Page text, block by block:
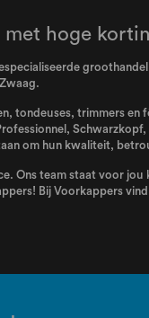
met hoge
trimmers
, Schwarzkopf,
om hun kwaliteit,
Ons team staat voor
Bij Voorkappers